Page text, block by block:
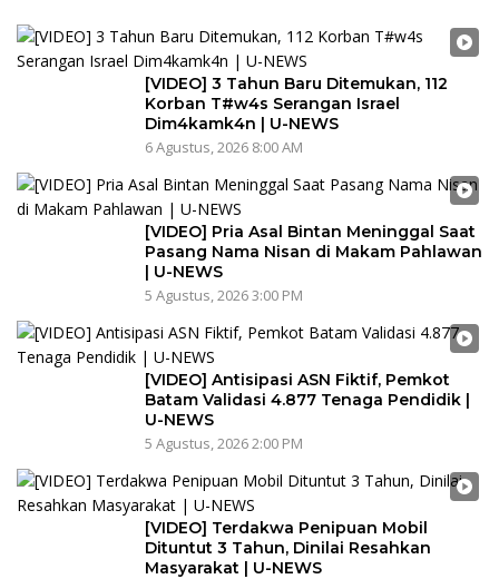
[VIDEO] 3 Tahun Baru Ditemukan, 112
Korban T#w4s Serangan Israel
Dim4kamk4n | U-NEWS
6 Agustus, 2026 8:00 AM
[VIDEO] Pria Asal Bintan Meninggal Saat
Pasang Nama Nisan di Makam Pahlawan
| U-NEWS
5 Agustus, 2026 3:00 PM
[VIDEO] Antisipasi ASN Fiktif, Pemkot
Batam Validasi 4.877 Tenaga Pendidik |
U-NEWS
5 Agustus, 2026 2:00 PM
[VIDEO] Terdakwa Penipuan Mobil
Dituntut 3 Tahun, Dinilai Resahkan
Masyarakat | U-NEWS